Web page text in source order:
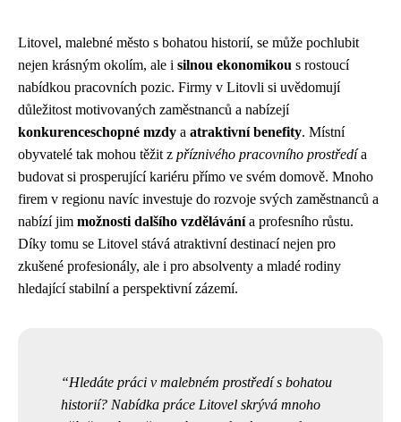
Litovel, malebné město s bohatou historií, se může pochlubit
nejen krásným okolím, ale i silnou ekonomikou s rostoucí
nabídkou pracovních pozic. Firmy v Litovli si uvědomují
důležitost motivovaných zaměstnanců a nabízejí
konkurenceschopné mzdy a atraktivní benefity. Místní
obyvatelé tak mohou těžit z příznivého pracovního prostředía
budovat si prosperující kariéru přímo ve svém domově. Mnoho
firem v regionu navíc investuje do rozvoje svých zaměstnanců a
nabízí jim možnosti dalšího vzdělávánía profesního růstu.
Díky tomu se Litovel stává atraktivní destinací nejen pro
zkušené profesionály, ale i pro absolventy a mladé rodiny
hledající stabilní a perspektivní zázemí.
Hledáte práci v malebném prostředí s bohatou
historií? Nabídka práce Litovel skrývá mnoho